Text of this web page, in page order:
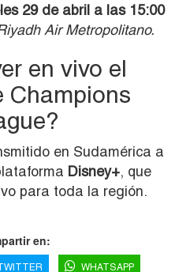
29 de abril a las 15:00
Air Metropolitano.
en vivo el
Champions
en Sudamérica a
Disney+, que
para toda la región.
en:
WHATSAPP